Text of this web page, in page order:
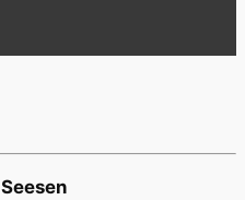
Seesen